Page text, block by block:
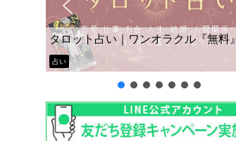
タロット占い｜ワンオラクル『無料』
占い